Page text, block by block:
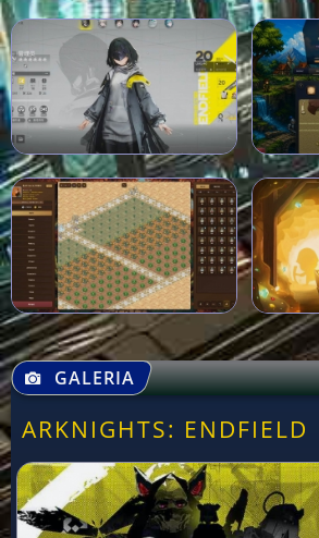
GALERIA
ARKNIGHTS: ENDFIELD